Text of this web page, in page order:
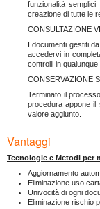
funzionalità
creazione di tutte le
CONSULTAZIONE
I documenti gestiti
accedervi in
controlli in
CONSERVAZIONE
Terminato il
procedura appone il
valore aggiunto.
Vantaggi
Tecnologie e Metodi per
Aggiornamento
Eliminazione uso
Univocità di ogni
Eliminazione rischio